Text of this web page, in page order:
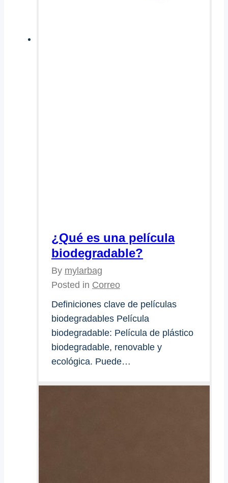
¿Qué es una película
biodegradable?
By mylarbag
Posted in Correo
Definiciones clave de películas
biodegradables Película
biodegradable: Película de plástico
biodegradable, renovable y
ecológica. Puede…